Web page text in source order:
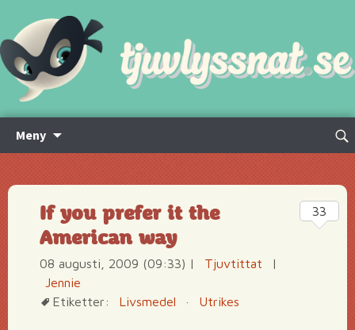
Meny
innehåll
Sök
If you prefer it the
American way
08 augusti, 2009 (09:33) | Tjuvtittat
|
Jennie
Etiketter:
Livsmedel · Utrikes
33